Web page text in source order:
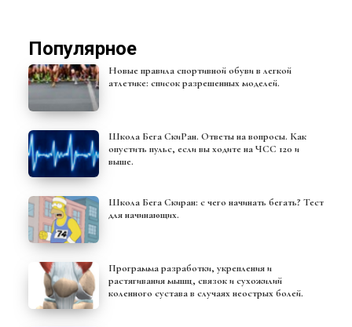
Популярное
Новые правила спортивной обуви в легкой
атлетике: список разрешенных моделей.
Школа Бега СкиРан. Ответы на вопросы. Как
опустить пульс, если вы ходите на ЧСС 120 и
выше.
Школа Бега Скиран: с чего начинать бегать? Тест
для начинающих.
Программа разработки, укрепления и
растягивания мышц, связок и сухожилий
коленного сустава в случаях неострых болей.